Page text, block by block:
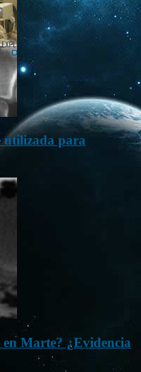
utilizada para
Marte? ¿Evidencia